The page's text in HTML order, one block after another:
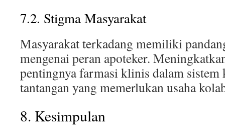
7.2. Stigma Masyarakat
Masyarakat terkadang memiliki
mengenai peran apoteker.
pentingnya farmasi klinis dalam sistem
tantangan yang memerlukan usaha
8. Kesimpulan